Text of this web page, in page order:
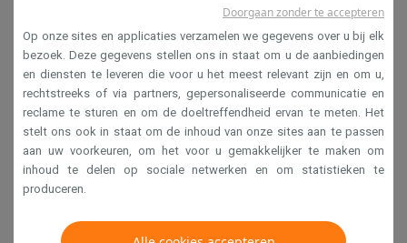
Verkoopsvoorwaarden
Privacy
Disclaimer
Cookies
Krëfel NV - Steenstraat 44 - Industriezone 4 "T Sas",
Op onze sites en applicaties verzamelen we gegevens over u bij elk
bezoek. Deze gegevens stellen ons in staat om u de aanbiedingen
en diensten te leveren die voor u het meest relevant zijn en om u,
rechtstreeks of via partners, gepersonaliseerde communicatie en
reclame te sturen en om de doeltreffendheid ervan te meten. Het
stelt ons ook in staat om de inhoud van onze sites aan te passen
aan uw voorkeuren, om het voor u gemakkelijker te maken om
inhoud te delen op sociale netwerken en om statistieken te
produceren.
Doorgaan zonder te accepteren